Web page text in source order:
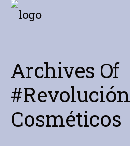
Archives Of
#revolución
Cosméticos